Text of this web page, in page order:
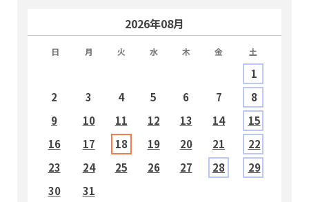
2026年08月
日 月 火 水 木 金 土
1
2
3 4 5 6 7
8
9
10 11 12 13 14
15
16
17 18 19 20 21
22
23
24 25 26 27 28
29
30
31